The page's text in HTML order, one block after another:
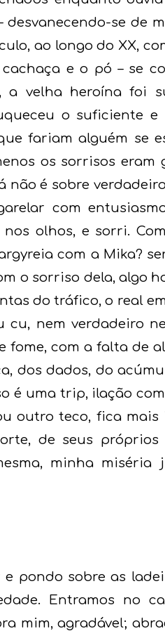
se de
ao longo do XX,
e o pó – se
a velha heroína foi
o suficiente
fariam alguém se
os sorrisos eram
é sobre
com
olhos, e sorri.
com a Mika?
o sorriso dela, algo
do tráfico, o real
cu, nem verdadeiro
fome, com a falta de
dos dados, do
é uma trip, ilação
outro teco, fica mais
de seus próprios
minha
pondo sobre as
Entramos no
mim, agradável;